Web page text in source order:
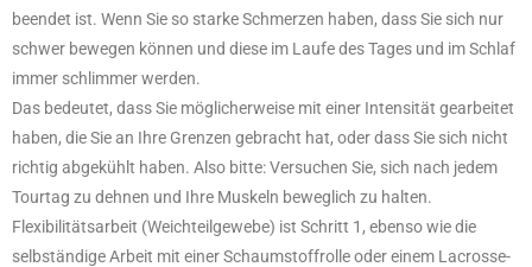
beendet ist. Wenn Sie so starke Schmerzen haben, dass Sie sich nur
schwer bewegen können und diese im Laufe des Tages und im Schlaf
immer schlimmer werden.
Das bedeutet, dass Sie möglicherweise mit einer Intensität gearbeitet
haben, die Sie an Ihre Grenzen gebracht hat, oder dass Sie sich nicht
richtig abgekühlt haben. Also bitte: Versuchen Sie, sich nach jedem
Tourtag zu dehnen und Ihre Muskeln beweglich zu halten.
Flexibilitätsarbeit (Weichteilgewebe) ist Schritt 1, ebenso wie die
selbständige Arbeit mit einer Schaumstoffrolle oder einem Lacrosse-